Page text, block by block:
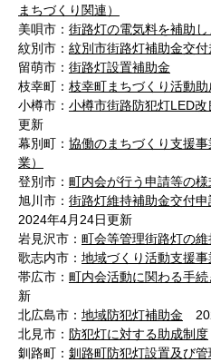
まちづくり関連）
美唄市： 街路灯の電気料を補助し
紋別市： 紋別市街路灯補助金交付
留萌市： 街路灯設置補助金
枝幸町： 枝幸町まちづくり活動
小樽市： 小樽市街路防犯灯LED改
更新
幕別町： 協働のまちづくり支援
業）
登別市： 町内会が行う申請等の様
旭川市： 街路灯維持補助金交付申
2024年4月24日更新
岩見沢市： 町会等管理街路灯の維
歌志内市： 地域づくり活動支援事
帯広市： 町内会活動に関わる手続
新
北広島市： 地域防犯灯補助金
北見市： 防犯灯に対する助成制度
釧路町： 釧路町防犯灯設置及び